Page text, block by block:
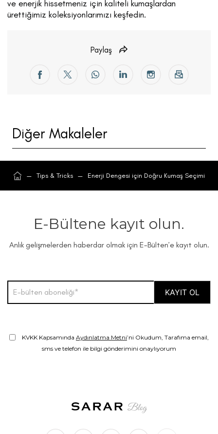
ve enerjik hissetmeniz için kaliteli kumaşlardan
ürettiğimiz koleksiyonlarımızı keşfedin.
Paylaş
Diğer Makaleler
— Tips & Tricks — Enerji Dengesi için Doğru Kumaş Seçimi
E-Bültene kayıt olun.
Anlık gelişmelerden haberdar olmak için E-Bülten’e kayıt olun.
KVKK Kapsamında Aydınlatma Metni’ni Okudum, Tarafıma email,
sms ve telefon ile bilgi gönderimini onaylıyorum